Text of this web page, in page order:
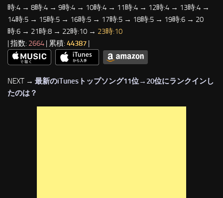
時:4 → 8時:4 → 9時:4 → 10時:4 → 11時:4 → 12時:4 → 13時:4 →
14時:5 → 15時:5 → 16時:5 → 17時:5 → 18時:5 → 19時:6 → 20
時:6 → 21時:8 → 22時:10 → 23時:10
| 指数: 2664 | 累積: 44387 |
NEXT → 最新のiTunesトップソング11位→20位にランクインし
たのは？